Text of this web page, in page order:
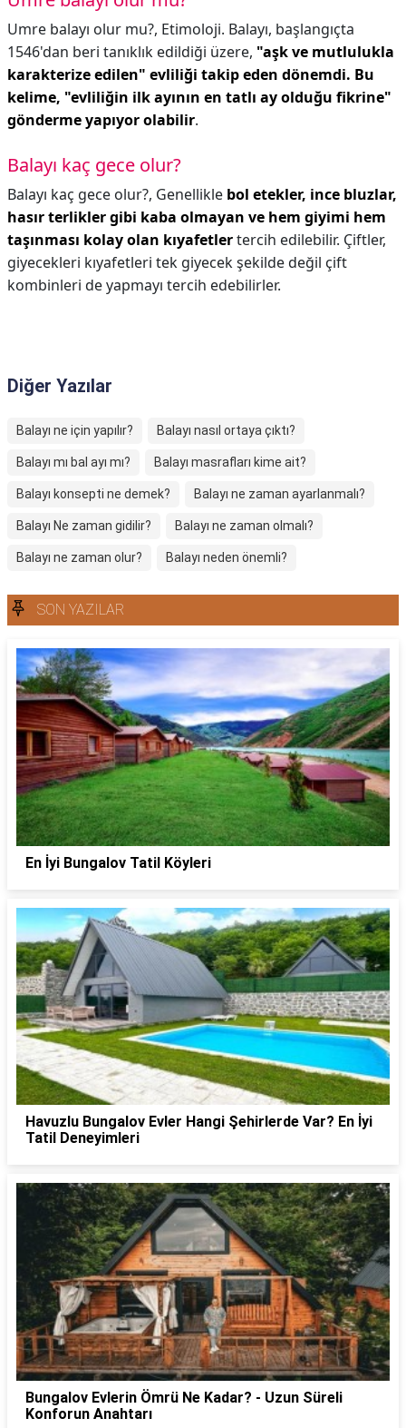
Umre balayı olur mu?, Etimoloji. Balayı, başlangıçta
1546'dan beri tanıklık edildiği üzere, "aşk ve mutlulukla
karakterize edilen" evliliği takip eden dönemdi. Bu
kelime, "evliliğin ilk ayının en tatlı ay olduğu fikrine"
gönderme yapıyor olabilir.
Balayı kaç gece olur?
Balayı kaç gece olur?, Genellikle bol etekler, ince bluzlar,
hasır terlikler gibi kaba olmayan ve hem giyimi hem
taşınması kolay olan kıyafetlertercih edilebilir. Çiftler,
giyecekleri kıyafetleri tek giyecek şekilde değil çift
kombinleri de yapmayı tercih edebilirler.
Diğer Yazılar
Balayı ne için yapılır? Balayı nasıl ortaya çıktı?
Balayı mı bal ayı mı? Balayı masrafları kime ait?
Balayı konsepti ne demek? Balayı ne zaman ayarlanmalı?
Balayı Ne zaman gidilir? Balayı ne zaman olmalı?
Balayı ne zaman olur? Balayı neden önemli?
SON YAZILAR
En İyi Bungalov Tatil Köyleri
Havuzlu Bungalov Evler Hangi Şehirlerde Var? En İyi
Tatil Deneyimleri
Bungalov Evlerin Ömrü Ne Kadar? - Uzun Süreli
Konforun Anahtarı